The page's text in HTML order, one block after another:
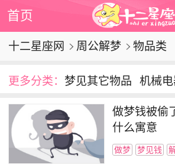
首页
十二星座网 周公解梦 物品类
更多分类： 梦见其它物品 机械
音乐舞蹈
武器 交通运输工具
梦见火车
梦见船 梦见豆腐
梦
梦见项链
梦见手表
做梦钱被偷
什么寓意
做梦 梦见钱